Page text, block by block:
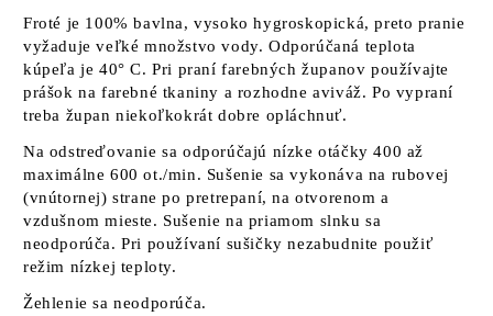
Froté je 100% bavlna, vysoko hygroskopická, preto pranie
vyžaduje veľké množstvo vody. Odporúčaná teplota
kúpeľa je 40° C. Pri praní farebných županov používajte
prášok na farebné tkaniny a rozhodne aviváž. Po vypraní
treba župan niekoľkokrát dobre opláchnuť.
Na odstreďovanie sa odporúčajú nízke otáčky 400 až
maximálne 600 ot./min. Sušenie sa vykonáva na rubovej
(vnútornej) strane po pretrepaní, na otvorenom a
vzdušnom mieste. Sušenie na priamom slnku sa
neodporúča. Pri používaní sušičky nezabudnite použiť
režim nízkej teploty.
Žehlenie sa neodporúča.